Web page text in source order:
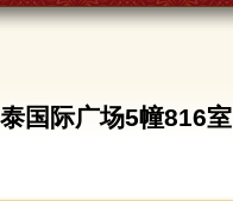
国际广场5幢816室